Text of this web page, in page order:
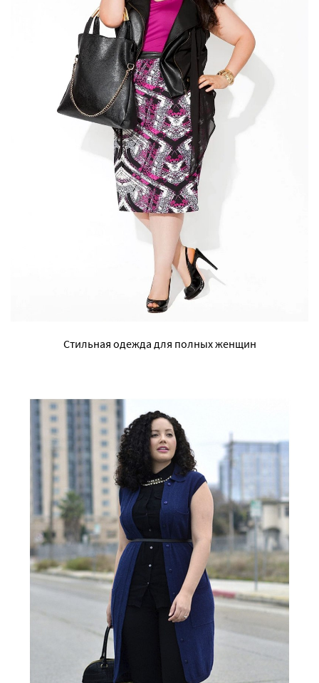
Стильная одежда для полных женщин